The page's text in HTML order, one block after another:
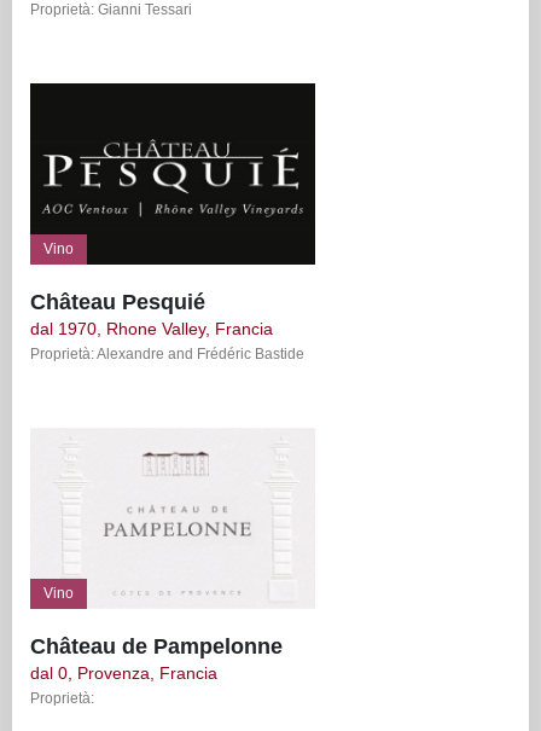
Proprietà: Gianni Tessari
Vino
Château Pesquié
dal 1970, Rhone Valley, Francia
Proprietà: Alexandre and Frédéric Bastide
Vino
Château de Pampelonne
dal 0, Provenza, Francia
Proprietà: